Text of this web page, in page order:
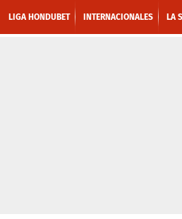
LIGA HONDUBET INTERNACIONALES LA